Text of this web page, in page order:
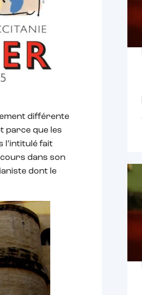
différente
parce que les
l’intitulé fait
dans son
dont le